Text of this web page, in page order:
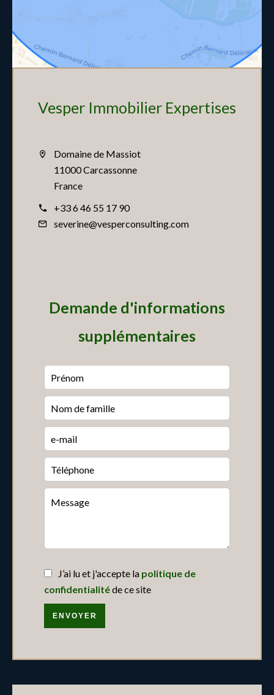
Vesper Immobilier Expertises
Domaine de Massiot
11000 Carcassonne
France
+33 6 46 55 17 90
severine@vesperconsulting.com
Demande d'informations
supplémentaires
J’ai lu et j'accepte la politique de
confidentialitéde ce site
ENVOYER